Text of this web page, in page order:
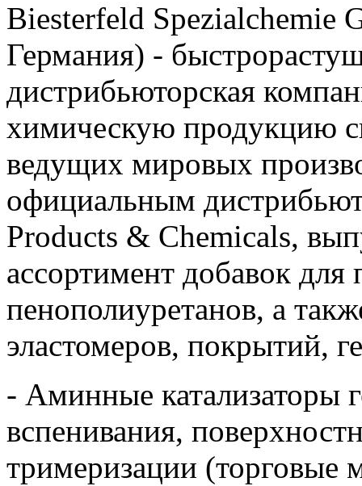
Biesterfeld Spezialchemie
Германия) -
дистрибьюторская
химическую продукцию
ведущих мировых
официальным
Products & Chemicals,
ассортимент добавок для
пенополиуретанов, а
эластомеров, покрытий,
- Аминные катализаторы
вспенивания,
тримеризации (торговые